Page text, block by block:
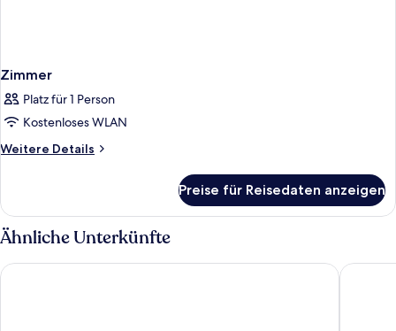
Zimmer
Platz für 1 Person
Kostenloses WLAN
Weitere Details
Weitere
Preise für Reisedaten anzeigen
Ähnliche Unterkünfte
Craves Hotel Hotel